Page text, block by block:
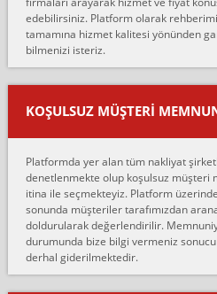
Lüleburgaz güngünes evden eve naklyat
anlaştık sabah eve geldiklerinde de
sarcaz demelerine r...
mehmet güldü:
Ankara ALİCANLAR NAKLİYAT Tutarsız ve
var verdikleri fiyat teklifini arttırdılar.
oldukça tutarsı...
Ankara Alicanlar naklyat tel 5465524025.
Konya ya Alicanlar naklyat la anlaştık bu
fiyatın mazoto gele...
Fatih kokmese:
Diyarbakır dan eşyamı getirtmek için
Son anda fiyat artırdılar.. mecburiyetten
edebilirsiniz. Platform olarak
tamamına hizmet kalitesi yönünden
bilmenizi isteriz.
KOŞULSUZ MÜŞTERI
Platformda yer alan tüm nakliyat
denetlenmekte olup koşulsuz müşteri
itina ile seçmekteyiz. Platform
sonunda müşteriler tarafımızdan
doldurularak değerlendirilir.
durumunda bize bilgi vermeniz
derhal giderilmektedir.